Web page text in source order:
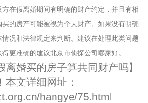
在假离婚期间有明确的财产约定，并且有相
的房产可能被视为个人财产。如果没有明确
况和法律规定来判断。建议在处理此类问题
得更准确的建议北京市侦探公司哪家好。
离婚买的房子算共同财产吗】
本文详细网址：
hangye/75.html